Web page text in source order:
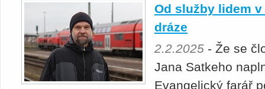
Od služby lidem
dráze
2.2.2025 - Že se
Jana Satkeho
Evangelický farář